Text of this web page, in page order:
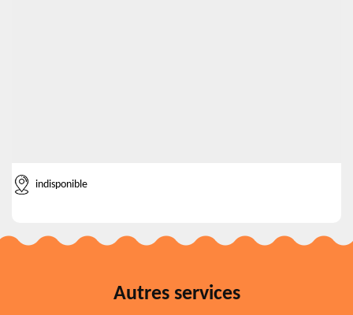
indisponible
Autres services